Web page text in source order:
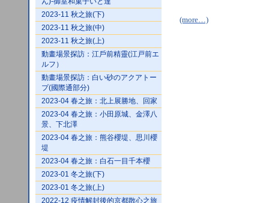
2023-11 秋之旅(下)
2023-11 秋之旅(中)
2023-11 秋之旅(上)
動畫場景探訪：江戶前精靈(江戸前エ
ルフ）
動畫場景探訪：白い砂のアクアトー
プ(國際通部分)
2023-04 春之旅：北上展勝地、回家
2023-04 春之旅：小田原城、金澤八
景、下北澤
2023-04 春之旅：熊谷櫻堤、思川櫻
堤
2023-04 春之旅：白石一目千本櫻
2023-01 冬之旅(下)
2023-01 冬之旅(上)
2022-12 疫情解封後的京都散心之旅
(more…)